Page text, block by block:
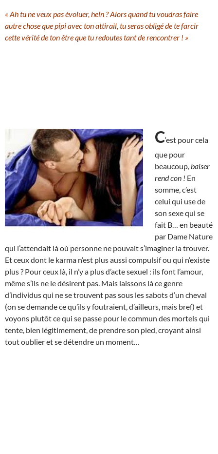
« Ah tu ne veux pas évoluer, hein ? Alors quand tu voudras faire
autre chose que pipi avec ton attirail, tu seras obligé de te farcir
cette vérité de ton être que tu redoutes tant de rencontrer ! »
C‘est pour cela
que pour
beaucoup, baiser
rend con ! En
somme, c’est
celui qui use de
son sexe qui se
fait B… en beauté
par Dame Nature
qui l’attendait là où personne ne pouvait s’imaginer la trouver.
Et ceux dont le karma n’est plus aussi compulsif ou qui n’existe
plus ? Pour ceux là, il n’y a plus d’acte sexuel : ils font l’amour,
même s’ils ne le désirent pas. Mais laissons là ce genre
d’individus qui ne se trouvent pas sous les sabots d’un cheval
(on se demande ce qu’ils y foutraient, d’ailleurs, mais bref) et
voyons plutôt ce qui se passe pour le commun des mortels qui
tente, bien légitimement, de prendre son pied, croyant ainsi
tout oublier et se détendre un moment…